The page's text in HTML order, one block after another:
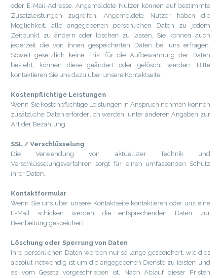
oder E-Mail-Adresse. Angemeldete Nutzer können auf bestimmte
Zusatzleistungen zugreifen. Angemeldete Nutzer haben die
Möglichkeit, alle angegebenen persönlichen Daten zu jedem
Zeitpunkt zu ändern oder löschen zu lassen. Sie können auch
jederzeit die von ihnen gespeicherten Daten bei uns erfragen.
Soweit gesetzlich keine Frist für die Aufbewahrung der Daten
besteht, können diese geändert oder gelöscht werden. Bitte
kontaktieren Sie uns dazu über unsere Kontaktseite.
Kostenpflichtige Leistungen
Wenn Sie kostenpflichtige Leistungen in Anspruch nehmen können
zusätzliche Daten erforderlich werden, unter anderen Angaben zur
Art der Bezahlung.
SSL / Verschlüsselung
Die Verwendung von aktuellster Technik und
Verschlüsselungsverfahren sorgt für einen umfassenden Schutz
ihrer Daten.
Kontaktformular
Wenn Sie uns über unsere Kontaktseite kontaktieren oder uns eine
E-Mail schicken werden die entsprechenden Daten zur
Bearbeitung gespeichert.
Löschung oder Sperrung von Daten
Ihre persönlichen Daten werden nur so lange gespeichert, wie dies
absolut notwendig ist um die angegebenen Dienste zu leisten und
es vom Gesetz vorgeschrieben ist. Nach Ablauf dieser Fristen